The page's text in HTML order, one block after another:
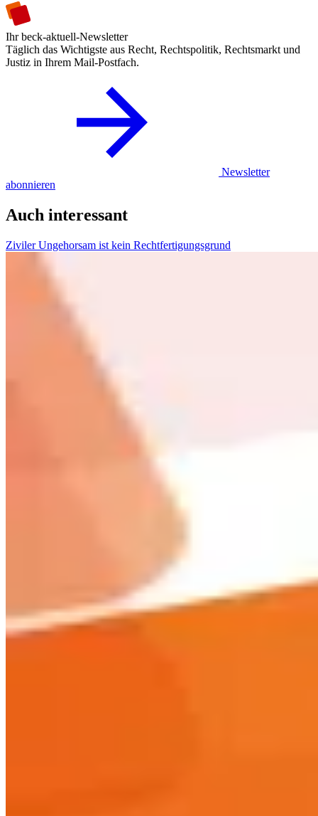
Ihr beck-aktuell-Newsletter
Täglich das Wichtigste aus Recht, Rechtspolitik, Rechtsmarkt und
Justiz in Ihrem Mail-Postfach.
Newsletter
abonnieren
Auch interessant
Ziviler Ungehorsam ist kein Rechtfertigungsgrund